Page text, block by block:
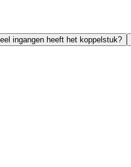
ingangen heeft het koppelstuk?